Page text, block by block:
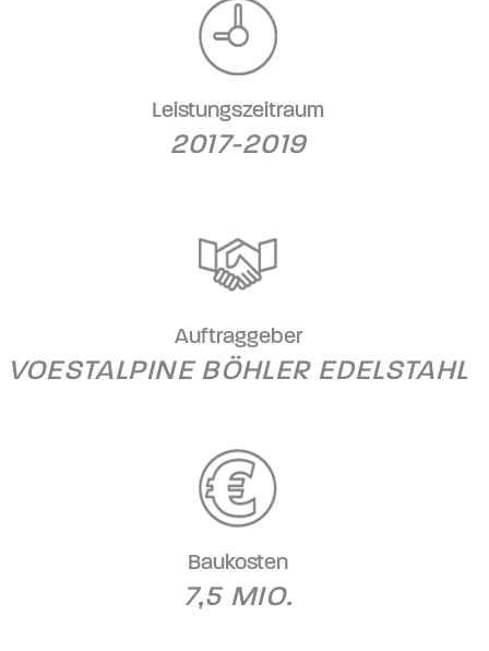
Leistungszeitraum
2017-2019
Auftraggeber
VOESTALPINE BÖHLER EDELSTAHL
Baukosten
7,5 MIO.